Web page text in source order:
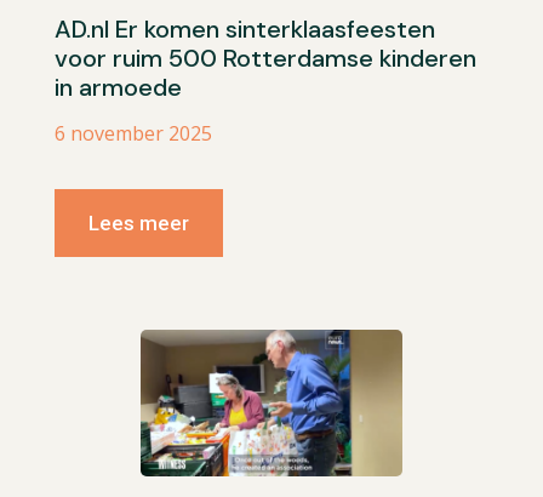
AD.nl Er komen sinterklaasfeesten
voor ruim 500 Rotterdamse kinderen
in armoede
6 november 2025
Lees meer